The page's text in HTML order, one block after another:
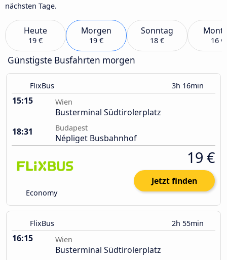
nächsten Tage.
Heute
19 €
Morgen
19 €
Sonntag
18 € 16 €
Günstigste Busfahrten morgen
FlixBus 3h 16min
15:15 Wien
Busterminal Südtirolerplatz
18:31
Budapest
Népliget Busbahnhof
Economy
19 €
Jetzt finden
FlixBus 2h 55min
16:15 Wien
Busterminal Südtirolerplatz